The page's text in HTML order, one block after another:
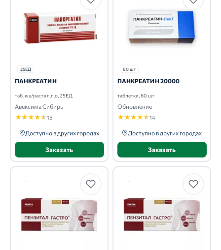
25ЕД
ПАНКРЕАТИН
таб. кш/раств п.п.о, 25ЕД
Авексима Сибирь
★★★★★15
Доступно в других городах
Заказать
60 шт
ПАНКРЕАТИН 20000
таблетки, 60 шт
Обновление
★★★★★14
Доступно в других городах
Заказать